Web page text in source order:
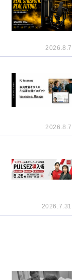
2026.8.7
2026.8.7
2026.7.31